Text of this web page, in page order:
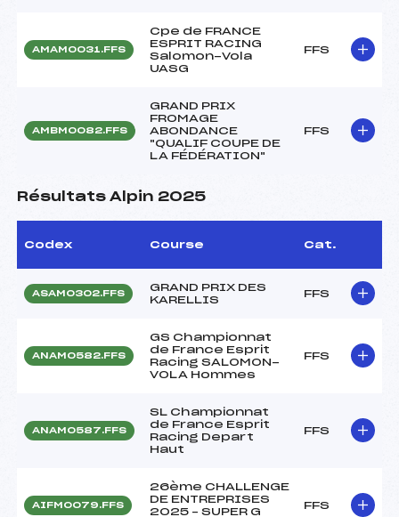
AMAM0031.FFS
Cpe de FRANCE
ESPRIT RACING
Salomon-Vola
UASG
FFS
AMBM0082.FFS
GRAND PRIX
FROMAGE
ABONDANCE
"QUALIF COUPE DE
LA FÉDÉRATION"
FFS
Résultats Alpin 2025
Codex Course Cat.
ASAM0302.FFS
GRAND PRIX DES
KARELLIS
FFS
ANAM0582.FFS
GS Championnat
de France Esprit
Racing SALOMON-
VOLA Hommes
FFS
ANAM0587.FFS
SL Championnat
de France Esprit
Racing Depart
Haut
FFS
AIFM0079.FFS
26ème CHALLENGE
DE ENTREPRISES
2025 – SUPER G
FFS